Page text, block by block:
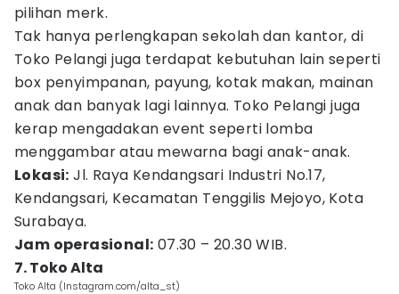
pilihan merk.
Tak hanya perlengkapan sekolah dan kantor, di
Toko Pelangi juga terdapat kebutuhan lain seperti
box penyimpanan, payung, kotak makan, mainan
anak dan banyak lagi lainnya. Toko Pelangi juga
kerap mengadakan event seperti lomba
menggambar atau mewarna bagi anak-anak.
Lokasi: Jl. Raya Kendangsari Industri No.17,
Kendangsari, Kecamatan Tenggilis Mejoyo, Kota
Surabaya.
Jam operasional: 07.30 – 20.30 WIB.
7. Toko Alta
Toko Alta (Instagram.com/alta_st)